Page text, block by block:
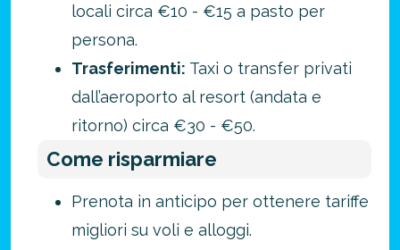
locali circa €10 - €15 a pasto per
persona.
Trasferimenti: Taxi o transfer privati
dall’aeroporto al resort (andata e
ritorno) circa €30 - €50.
Come risparmiare
Prenota in anticipo per ottenere tariffe
migliori su voli e alloggi.